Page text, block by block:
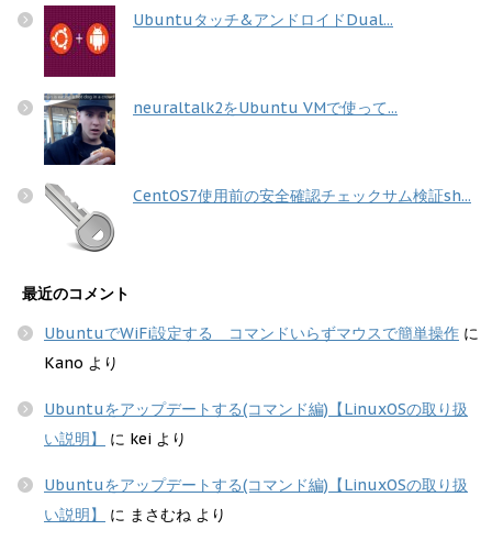
Ubuntuタッチ&アンドロイドDual...
neuraltalk2をUbuntu VMで使って...
CentOS7使用前の安全確認チェックサム検証sh...
最近のコメント
UbuntuでWiFi設定する コマンドいらずマウスで簡単操作 に
Kano より
Ubuntuをアップデートする(コマンド編)【LinuxOSの取り扱
い説明】
に kei より
Ubuntuをアップデートする(コマンド編)【LinuxOSの取り扱
い説明】
に まさむね より